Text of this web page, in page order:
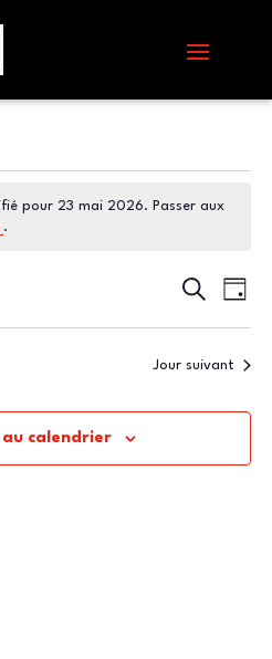
pour 23 mai 2026. Passer aux
.
de
Recherche
de
Jour
Jour suivant
au calendrier